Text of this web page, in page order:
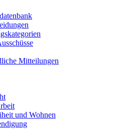
Mitteilungen
und Wohnen